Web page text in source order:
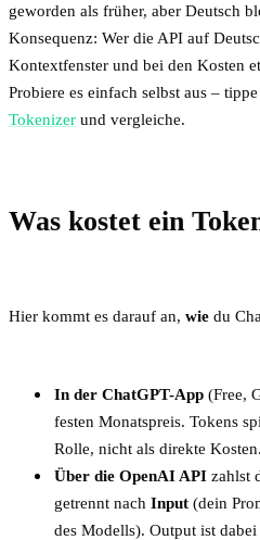
geworden als früher, aber Deutsch
Konsequenz: Wer die API auf
Kontextfenster und bei den Kosten
Probiere es einfach selbst aus –
Tokenizer und vergleiche.
Was kostet ein
Hier kommt es darauf an, wie du
In der ChatGPT-App (Free,
festen Monatspreis. Tokens
Rolle, nicht als direkte Kosten.
Über die OpenAI API zahlst
getrennt nachInput (dein
des Modells). Output ist